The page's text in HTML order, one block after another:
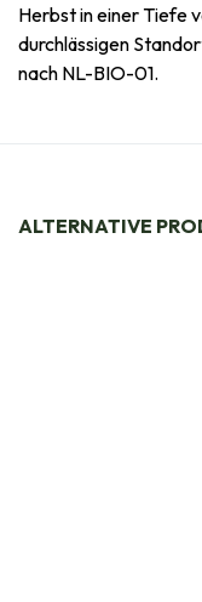
Herbst in einer Tiefe
durchlässigen
nach NL-BIO-01.
ALTERNATIVE